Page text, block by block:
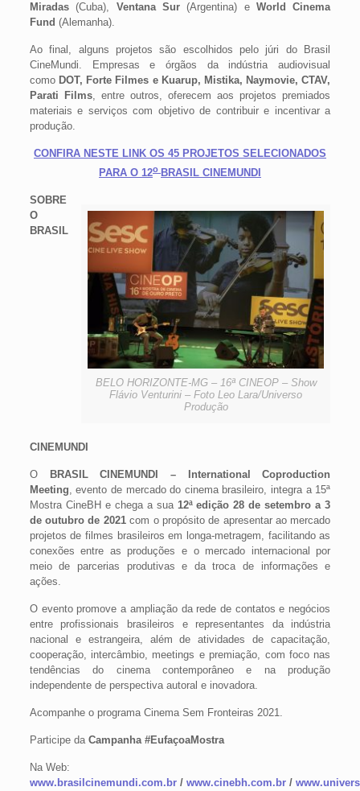
Miradas(Cuba), Ventana Sur(Argentina) e World Cinema
Fund (Alemanha).
Ao final, alguns projetos são escolhidos pelo júri do Brasil
CineMundi. Empresas e órgãos da indústria audiovisual
como DOT, Forte Filmes e Kuarup, Mistika, Naymovie, CTAV,
Parati Films, entre outros, oferecem aos projetos premiados
materiais e serviços com objetivo de contribuir e incentivar a
produção.
CONFIRA NESTE LINK OS 45 PROJETOS SELECIONADOS
PARA O 12o BRASIL CINEMUNDI
BELO HORIZONTE-MG – 16ª CINEOP – Show
Flávio Venturini – Foto Leo Lara/Universo
Produção
SOBRE
O
BRASIL
CINEMUNDI
O
BRASIL CINEMUNDI – International Coproduction
Meeting , evento de mercado do cinema brasileiro, integra a 15ª
Mostra CineBH e chega a sua 12ª edição28 de setembro a 3
de outubro de 2021com o propósito de apresentar ao mercado
projetos de filmes brasileiros em longa-metragem, facilitando as
conexões entre as produções e o mercado internacional por
meio de parcerias produtivas e da troca de informações e
ações.
O evento promove a ampliação da rede de contatos e negócios
entre profissionais brasileiros e representantes da indústria
nacional e estrangeira, além de atividades de capacitação,
cooperação, intercâmbio, meetings e premiação, com foco nas
tendências do cinema contemporâneo e na produção
independente de perspectiva autoral e inovadora.
Acompanhe o programa Cinema Sem Fronteiras 2021.
Participe da Campanha #EufaçoaMostra
Na Web:
www.brasilcinemundi.com.br/ www.cinebh.com.br/